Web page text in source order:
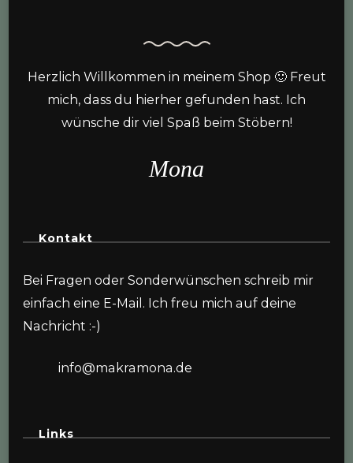
Herzlich Willkommen in meinem Shop 🙂 Freut
mich, dass du hierher gefunden hast. Ich
wünsche dir viel Spaß beim Stöbern!
Mona
Kontakt
Bei Fragen oder Sonderwünschen schreib mir
einfach eine E-Mail. Ich freu mich auf deine
Nachricht :-)
info@makramona.de
Links